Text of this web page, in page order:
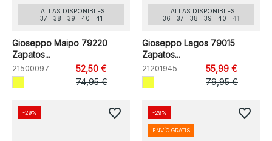
TALLAS DISPONIBLES
37
38 39 40 41
Gioseppo Maipo 79220
Zapatos...
21500097
52,50 €
74,95 €
TALLAS DISPONIBLES
36
37 38 39 40 41
Gioseppo Lagos 79015
Zapatos...
21201945
55,99 €
79,95 €
-29% favorite_border -29%
ENVÍO GRATIS
favorite_border